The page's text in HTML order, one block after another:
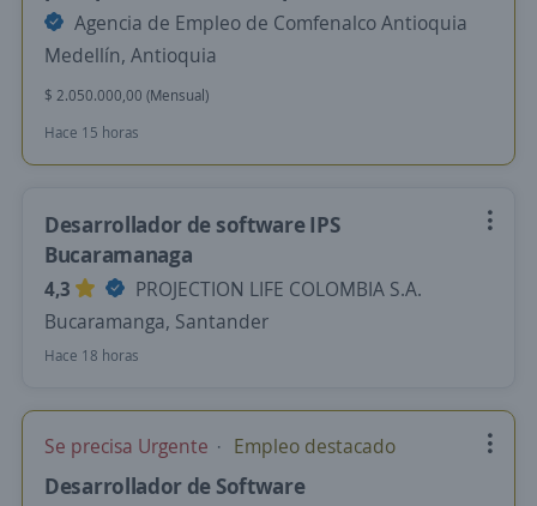
Agencia de Empleo de Comfenalco Antioquia
Medellín, Antioquia
$ 2.050.000,00 (Mensual)
Hace 15 horas
Desarrollador de software IPS
Bucaramanaga
4,3
PROJECTION LIFE COLOMBIA S.A.
Bucaramanga, Santander
Hace 18 horas
Se precisa Urgente Empleo destacado
Desarrollador de Software